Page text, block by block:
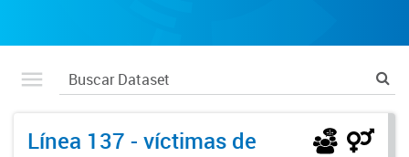
Línea 137 - víctimas de